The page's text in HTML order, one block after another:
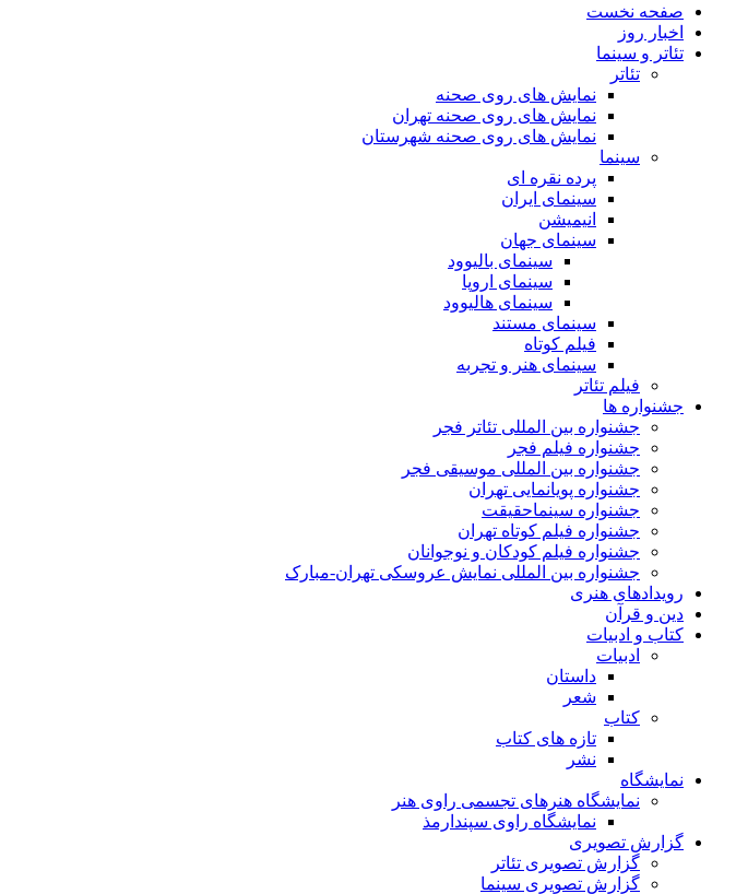
صفحه نخست
اخبار روز
تئاتر و سینما
تئاتر
نمایش های روی صحنه
نمایش های روی صحنه تهران
نمایش های روی صحنه شهرستان
سینما
پرده نقره ای
سینمای ایران
انیمیشن
سینمای جهان
سینمای بالیوود
سینمای اروپا
سینمای هالیوود
سینمای مستند
فیلم کوتاه
سینمای هنر و تجربه
فیلم تئاتر
جشنواره ها
جشنواره بین المللی تئاتر فجر
جشنواره فیلم فجر
جشنواره بین المللی موسیقی فجر
جشنواره پویانمایی تهران
جشنواره سینماحقیقت
جشنواره فیلم کوتاه تهران
جشنواره فیلم کودکان و نوجوانان
جشنواره بین المللی نمایش عروسکی تهران-مبارک
رویدادهای هنری
دین و قرآن
کتاب و ادبیات
ادبیات
داستان
شعر
کتاب
تازه های کتاب
نشر
نمایشگاه
نمایشگاه هنرهای تجسمی راوی هنر
نمایشگاه راوی سپندارمذ
گزارش تصویری
گزارش تصویری تئاتر
گزارش تصویری سینما